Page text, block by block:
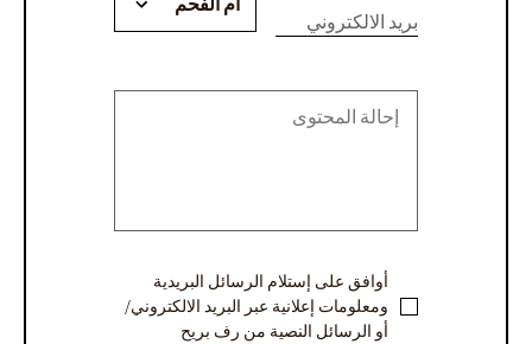
או
הצעת
بريد الالكتروني
أوافق على إستلام الرسائل البريدية
ومعلومات إعلانية عبر البريد الالكتروني/
أو الرسائل النصية من رف بريح
this
field